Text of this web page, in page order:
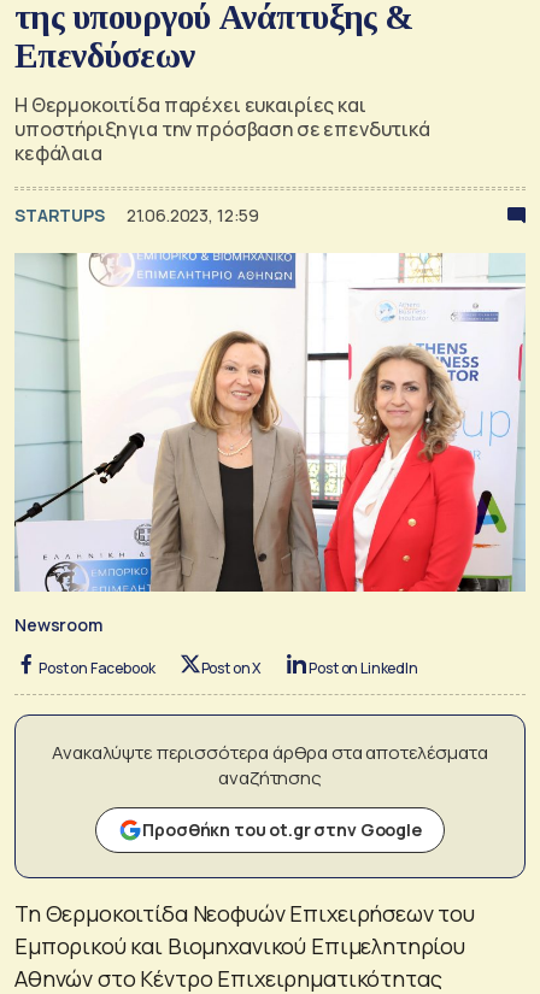
της υπουργού Ανάπτυξης &
Επενδύσεων
Η Θερμοκοιτίδα παρέχει ευκαιρίες και
υποστήριξη για την πρόσβαση σε επενδυτικά
κεφάλαια
STARTUPS 21.06.2023, 12:59
Newsroom
Post on Facebook Post on X Post on LinkedIn
Ανακαλύψτε περισσότερα άρθρα στα αποτελέσματα
αναζήτησης
Προσθήκη του ot.gr στην Google
Τη Θερμοκοιτίδα Νεοφυών Επιχειρήσεων του
Εμπορικού και Βιομηχανικού Επιμελητηρίου
Αθηνών στο Κέντρο Επιχειρηματικότητας